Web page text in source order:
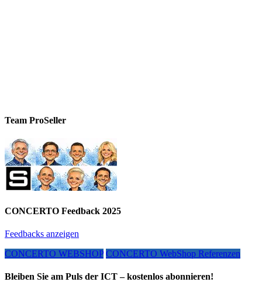
Team ProSeller
CONCERTO Feedback 2025
Feedbacks anzeigen
CONCERTO WEBSHOP CONCERTO WebShop Referenzen
Bleiben Sie am Puls der ICT – kostenlos abonnieren!